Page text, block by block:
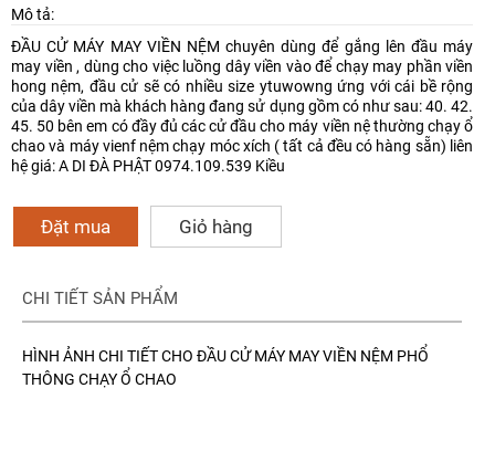
Mô tả:
ĐẦU CỬ MÁY MAY VIỀN NỆM chuyên dùng để gắng lên đầu máy
may viền , dùng cho việc luồng dây viền vào để chạy may phần viền
hong nệm, đầu cử sẽ có nhiều size ytuwowng ứng với cái bề rộng
của dây viền mà khách hàng đang sử dụng gồm có như sau: 40. 42.
45. 50 bên em có đầy đủ các cử đầu cho máy viền nệ thường chạy ổ
chao và máy vienf nệm chạy móc xích ( tất cả đều có hàng sẵn) liên
hệ giá: A DI ĐÀ PHẬT 0974.109.539 Kiều
Đặt mua Giỏ hàng
CHI TIẾT SẢN PHẨM
HÌNH ẢNH CHI TIẾT CHO ĐẦU CỬ MÁY MAY VIỀN NỆM PHỔ
THÔNG CHẠY Ổ CHAO